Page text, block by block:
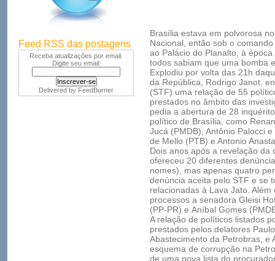
Feed RSS das postagens
Receba atualizações por email.
Digite seu email:
Delivered by FeedBurner
Brasília estava em polvorosa
Nacional, então sob o
ao Palácio do Planalto, à
todos sabiam que uma bomba
Explodiu por volta das 21h
da República, Rodrigo Janot,
(STF) uma relação de 55
prestados no âmbito das
pedia a abertura de 28
político de Brasília, como
Jucá (PMDB), Antônio Palocci
de Mello (PTB) e Antonio
Dois anos após a revelação da
ofereceu 20 diferentes
nomes), mas apenas quatro
denúncia aceita pelo STF e se
relacionadas à Lava Jato.
processos a senadora Gleisi
(PP-PR) e Aníbal Gomes
A relação de políticos listados
prestados pelos delatores
Abastecimento da Petrobras, e
esquema de corrupção na
de uma nova lista do